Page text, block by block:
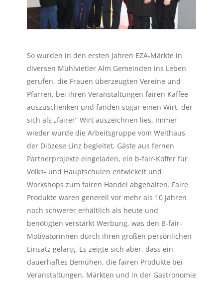
So wurden in den ersten Jahren EZA-Märkte in
diversen Mühlvietler Alm Gemeinden ins Leben
gerufen, die Frauen überzeugten Vereine und
Pfarren, bei ihren Veranstaltungen fairen Kaffee
auszuschenken und fanden sogar einen Wirt, der
sich als „fairer“ Wirt auszeichnen lies. Immer
wieder wurde die Arbeitsgruppe vom Welthaus
der Diözese Linz begleitet, Gäste aus fernen
Partnerprojekte eingeladen, ein b-fair-Koffer für
Volks- und Hauptschulen entwickelt und
Workshops zum fairen Handel abgehalten. Faire
Produkte waren generell vor mehr als 10 Jahren
noch schwerer erhältlich als heute und
benötigten verstärkt Werbung, was den B-fair-
Motivatorinnen durch ihren großen persönlichen
Einsatz gelang. Es zeigte sich aber, dass ein
dauerhaftes Bemühen, die fairen Produkte bei
Veranstaltungen, Märkten und in der Gastronomie